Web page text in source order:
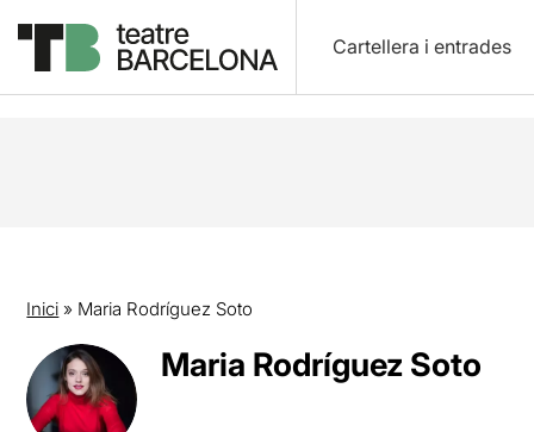
Cartellera i entrades
Inici » Maria Rodríguez Soto
Maria Rodríguez Soto